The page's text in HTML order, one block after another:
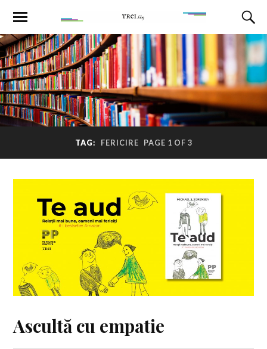
TAG: FERICIRE PAGE 1 OF 3
Ascultă cu empatie